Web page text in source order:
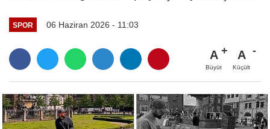
SPOR 06 Haziran 2026 - 11:03
A
Büyüt
A
Küçült